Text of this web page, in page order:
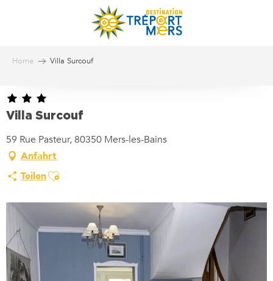
Home Villa Surcouf
Villa Surcouf
59 Rue Pasteur, 80350 Mers-les-Bains
Anfahrt
TeilenAjouter aux favoris